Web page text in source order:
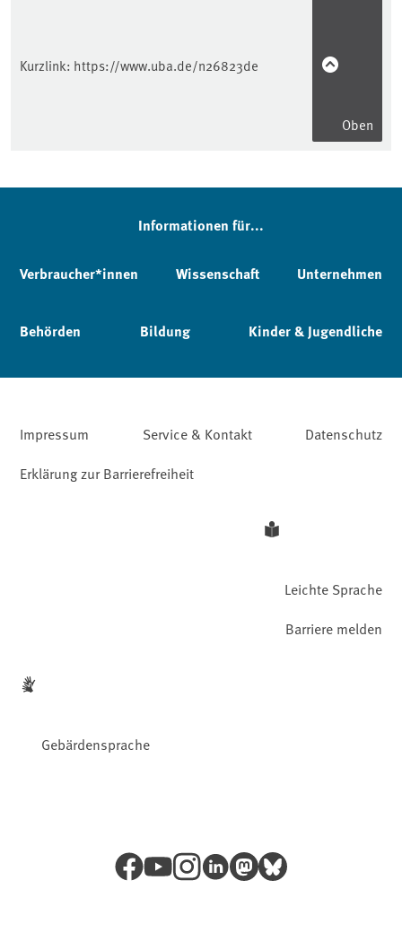
Kurzlink: https://www.uba.de/n26823de
Oben
Informationen für...
Verbraucher*innen Wissenschaft Unternehmen
Behörden Bildung Kinder & Jugendliche
Impressum Service & Kontakt
Datenschutz
Erklärung zur Barrierefreiheit
Leichte Sprache
Gebärdensprache
Barriere melden